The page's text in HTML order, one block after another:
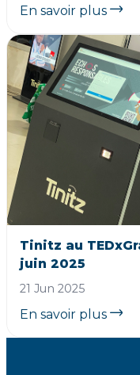
En savoir plus
Tinitz au
juin 2025
21 Jun 2025
En savoir plus